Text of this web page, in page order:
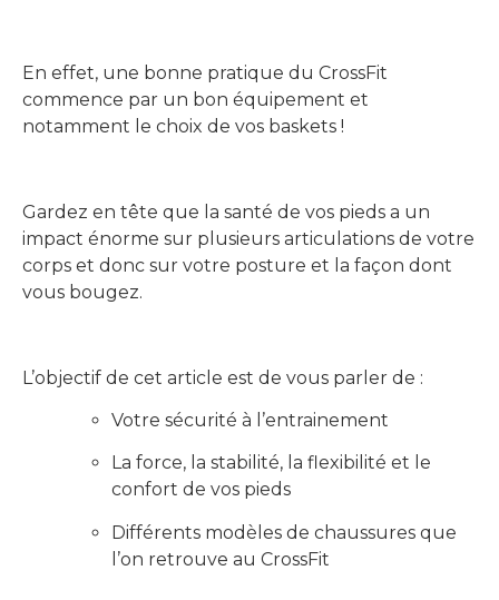
En effet, une bonne pratique du CrossFit
commence par un bon équipement et
notamment le choix de vos baskets !
Gardez en tête que la santé de vos pieds a un
impact énorme sur plusieurs articulations de votre
corps et donc sur votre posture et la façon dont
vous bougez.
L’objectif de cet article est de vous parler de :
Votre sécurité à l’entrainement
La force, la stabilité, la flexibilité et le
confort de vos pieds
Différents modèles de chaussures que
l’on retrouve au CrossFit